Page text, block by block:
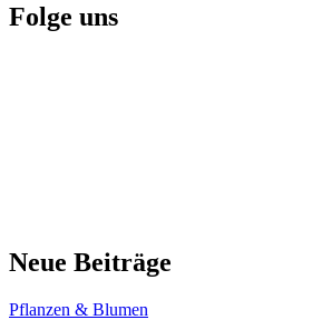
Folge uns
Neue Beiträge
Pflanzen & Blumen